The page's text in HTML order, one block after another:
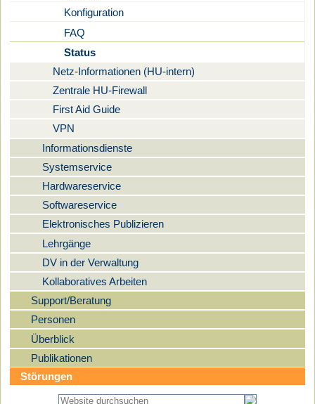
Konfiguration
FAQ
Status
Netz-Informationen (HU-intern)
Zentrale HU-Firewall
First Aid Guide
VPN
Informationsdienste
Systemservice
Hardwareservice
Softwareservice
Elektronisches Publizieren
Lehrgänge
DV in der Verwaltung
Kollaboratives Arbeiten
Support/Beratung
Personen
Überblick
Publikationen
Störungen